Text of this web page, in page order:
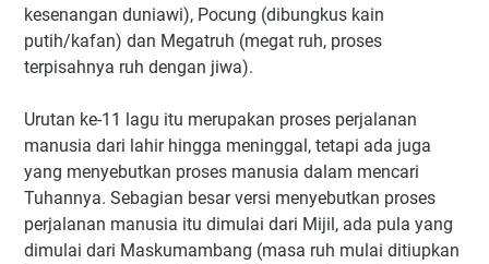
kesenangan duniawi), Pocung (dibungkus kain
putih/kafan) dan Megatruh (megat ruh, proses
terpisahnya ruh dengan jiwa).
Urutan ke-11 lagu itu merupakan proses perjalanan
manusia dari lahir hingga meninggal, tetapi ada juga
yang menyebutkan proses manusia dalam mencari
Tuhannya. Sebagian besar versi menyebutkan proses
perjalanan manusia itu dimulai dari Mijil, ada pula yang
dimulai dari Maskumambang (masa ruh mulai ditiupkan